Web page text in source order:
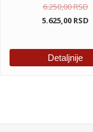
6.250,00RSD
5.625,00 RSD
Detaljnije